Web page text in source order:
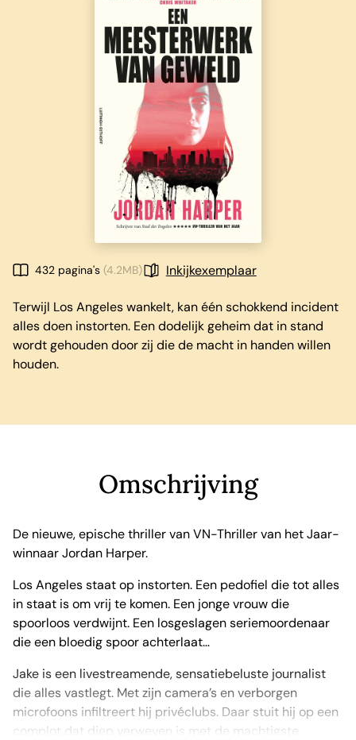
432 pagina's (4.2MB) Inkijkexemplaar
Terwijl Los Angeles wankelt, kan één schokkend incident
alles doen instorten. Een dodelijk geheim dat in stand
wordt gehouden door zij die de macht in handen willen
houden.
Omschrijving
De nieuwe, epische thriller van VN-Thriller van het Jaar-
winnaar Jordan Harper.
Los Angeles staat op instorten. Een pedofiel die tot alles
in staat is om vrij te komen. Een jonge vrouw die
spoorloos verdwijnt. Een losgeslagen seriemoordenaar
die een bloedig spoor achterlaat…
Jake is een livestreamende, sensatiebeluste journalist
die alles vastlegt. Met zijn camera’s en verborgen
microfoons infiltreert hij privéclubs. Daar stuit hij op een
complot dat diep verweven is met de machtigste